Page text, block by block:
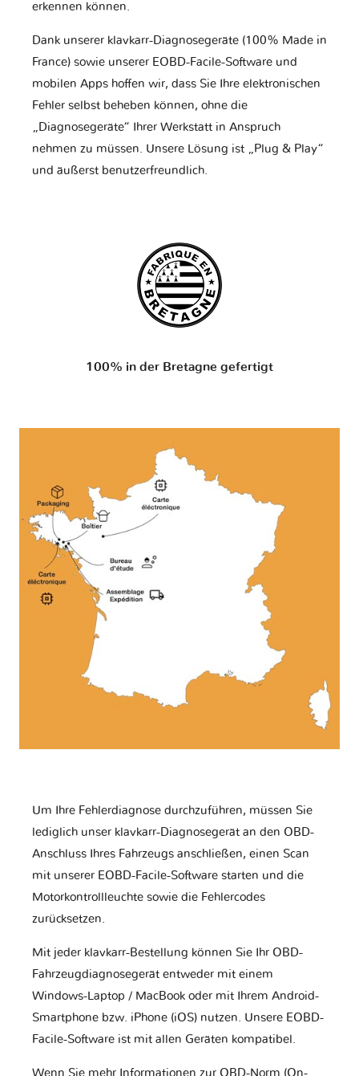
erkennen können.
Dank unserer klavkarr-Diagnosegeräte (100% Made in
France) sowie unserer EOBD-Facile-Software und
mobilen Apps hoffen wir, dass Sie Ihre elektronischen
Fehler selbst beheben können, ohne die
„Diagnosegeräte“ Ihrer Werkstatt in Anspruch
nehmen zu müssen. Unsere Lösung ist „Plug & Play“
und äußerst benutzerfreundlich.
100% in der Bretagne gefertigt
Um Ihre Fehlerdiagnose durchzuführen, müssen Sie
lediglich unser klavkarr-Diagnosegerät an den OBD-
Anschluss Ihres Fahrzeugs anschließen, einen Scan
mit unserer EOBD-Facile-Software starten und die
Motorkontrollleuchte sowie die Fehlercodes
zurücksetzen.
Mit jeder klavkarr-Bestellung können Sie Ihr OBD-
Fahrzeugdiagnosegerät entweder mit einem
Windows-Laptop / MacBook oder mit Ihrem Android-
Smartphone bzw. iPhone (iOS) nutzen. Unsere EOBD-
Facile-Software ist mit allen Geräten kompatibel.
Wenn Sie mehr Informationen zur OBD-Norm (On-